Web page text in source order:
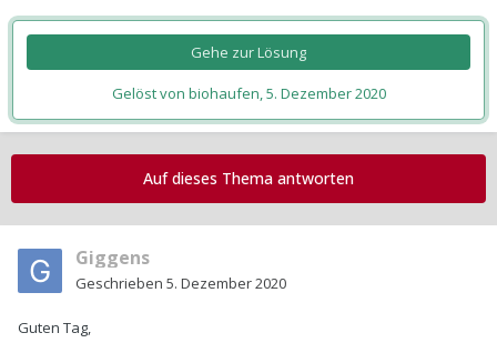
Gehe zur Lösung
Gelöst von biohaufen,5. Dezember 2020
Auf dieses Thema antworten
Giggens
Geschrieben 5. Dezember 2020
Guten Tag,